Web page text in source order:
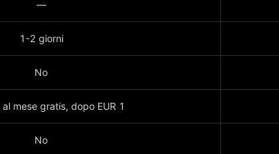
—
1-2 giorni
No
mese gratis, dopo EUR 1
No